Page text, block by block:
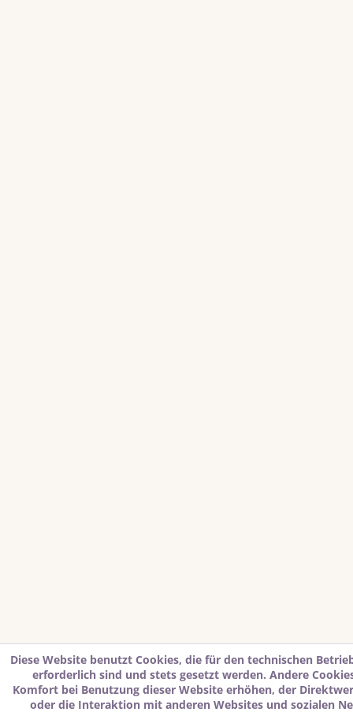
Diese Website benutzt Cookies, die für den technischen
erforderlich sind und stets gesetzt werden. Andere
Komfort bei Benutzung dieser Website erhöhen, der
oder die Interaktion mit anderen Websites und sozialen